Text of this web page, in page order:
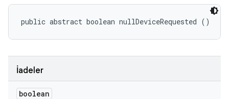
public abstract boolean nullDeviceRequested ()
İadeler
boolean